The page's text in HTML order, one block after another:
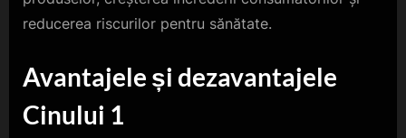
reducerea riscurilor pentru sănătate.
Avantajele și dezavantajele
Cinului 1